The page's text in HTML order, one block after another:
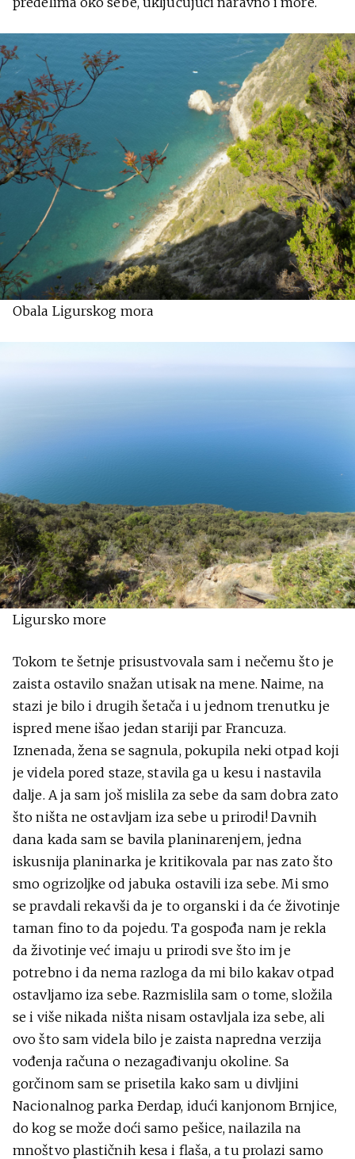
Obala Ligurskog mora
Ligursko more
Tokom te šetnje prisustvovala sam i nečemu što je
zaista ostavilo snažan utisak na mene. Naime, na
stazi je bilo i drugih šetača i u jednom trenutku je
ispred mene išao jedan stariji par Francuza.
Iznenada, žena se sagnula, pokupila neki otpad koji
je videla pored staze, stavila ga u kesu i nastavila
dalje. A ja sam još mislila za sebe da sam dobra zato
što ništa ne ostavljam iza sebe u prirodi! Davnih
dana kada sam se bavila planinarenjem, jedna
iskusnija planinarka je kritikovala par nas zato što
smo ogrizoljke od jabuka ostavili iza sebe. Mi smo
se pravdali rekavši da je to organski i da će životinje
taman fino to da pojedu. Ta gospođa nam je rekla
da životinje već imaju u prirodi sve što im je
potrebno i da nema razloga da mi bilo kakav otpad
ostavljamo iza sebe. Razmislila sam o tome, složila
se i više nikada ništa nisam ostavljala iza sebe, ali
ovo što sam videla bilo je zaista napredna verzija
vođenja računa o nezagađivanju okoline. Sa
gorčinom sam se prisetila kako sam u divljini
Nacionalnog parka Đerdap, idući kanjonom Brnjice,
do kog se može doći samo pešice, nailazila na
mnoštvo plastičnih kesa i flaša, a tu prolazi samo